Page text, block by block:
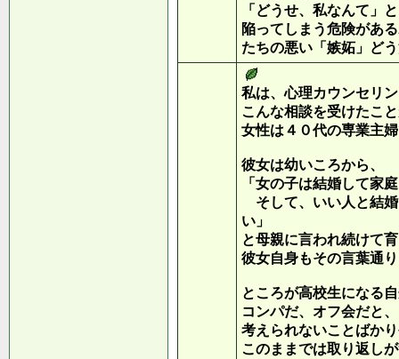
「どうせ、私なんて」
陥ってしまう危険があ
たちの悪い「嫉妬」ど
私は、心理カウンセリ
こんな相談を受けたこ
女性は４０代の専業主
彼女は幼いころから、
「女の子は結婚して家
そして、いい人と結
い」
と母親に言われ続けて
彼女自身もその言葉通
ところが高校生になる
コンパだ、オフ会だと
考えられないことばか
このままでは取り返し